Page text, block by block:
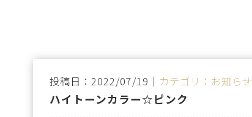
投稿日：2022/07/19｜ カテゴリ：お知らせ
ハイトーンカラー☆ピンク